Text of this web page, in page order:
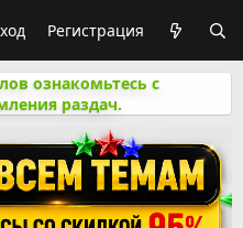
Регистрация
ознакомьтесь с
раздач.